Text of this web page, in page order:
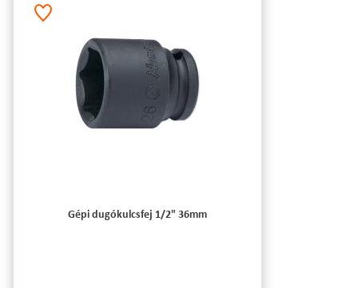
Gépi dugókulcsfej 1/2" 36mm